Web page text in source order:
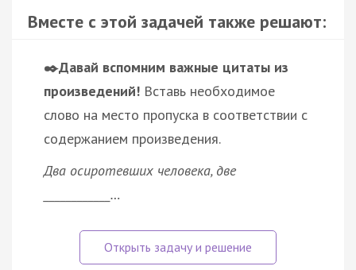
Вместе с этой задачей также решают:
✒️Давай вспомним важные цитаты из
произведений! Вставь необходимое
слово на место пропуска в соответствии с
содержанием произведения.
Два осиротевших человека, две
____________…